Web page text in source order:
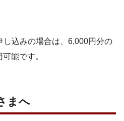
し込みの場合は、6,000円分の
能です。
まへ